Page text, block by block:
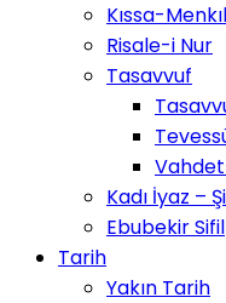
Kıssa-
Risale-i Nur
Tasavvuf
Kadı İyaz –
Ebubekir Sifil
Tarih
Yakın Tarih